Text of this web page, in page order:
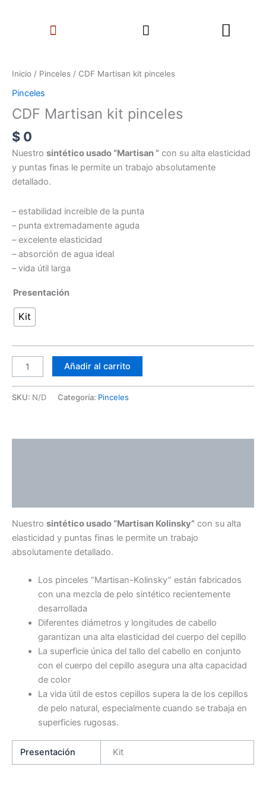
Menu Search
Inicio / Pinceles / CDF Martisan kit pinceles
Pinceles
CDF Martisan kit pinceles
$ 0
Nuestro sintético usado “Martisan ” con su alta elasticidad
y puntas finas le permite un trabajo absolutamente
detallado.
– estabilidad increible de la punta
– punta extremadamente aguda
– excelente elasticidad
– absorción de agua ideal
– vida útil larga
Presentación
Kit
Martisan
pinceles
cantidad
Añadir al carrito
SKU: N/D Categoría: Pinceles
Nuestro sintético usado “Martisan Kolinsky” con su alta
elasticidad y puntas finas le permite un trabajo
absolutamente detallado.
Los pinceles “Martisan-Kolinsky” están fabricados
con una mezcla de pelo sintético recientemente
desarrollada
Diferentes diámetros y longitudes de cabello
garantizan una alta elasticidad del cuerpo del cepillo
La superficie única del tallo del cabello en conjunto
con el cuerpo del cepillo asegura una alta capacidad
de color
La vida útil de estos cepillos supera la de los cepillos
de pelo natural, especialmente cuando se trabaja en
superficies rugosas.
Presentación Kit